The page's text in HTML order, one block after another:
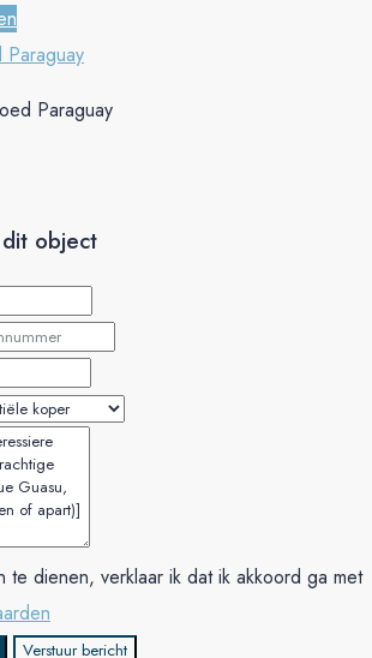
Paraguay
object
te dienen, verklaar ik dat ik akkoord ga met
Verstuur bericht